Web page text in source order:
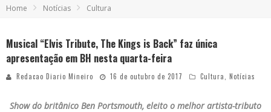
Home Notícias Cultura
Musical “Elvis Tribute, The Kings is Back” faz única
apresentação em BH nesta quarta-feira
Redacao Diario Mineiro 16 de outubro de 2017 Cultura Notícias
Show do britânico Ben Portsmouth, eleito o melhor artista-tributo